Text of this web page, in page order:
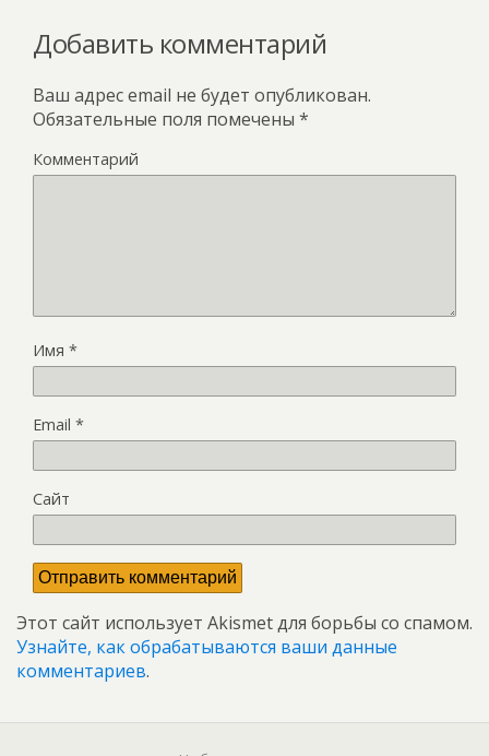
Добавить комментарий
Ваш адрес email не будет опубликован.
Обязательные поля помечены *
Комментарий
Имя *
Email *
Сайт
Этот сайт использует Akismet для борьбы со спамом.
Узнайте, как обрабатываются ваши данные
комментариев.